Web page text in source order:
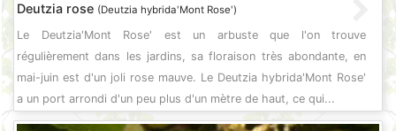
Deutzia rose (Deutzia hybrida'Mont Rose')
Le Deutzia'Mont Rose' est un arbuste que l'on trouve
régulièrement dans les jardins, sa floraison très abondante, en
mai-juin est d'un joli rose mauve. Le Deutzia hybrida'Mont Rose'
a un port arrondi d'un peu plus d'un mètre de haut, ce qui...